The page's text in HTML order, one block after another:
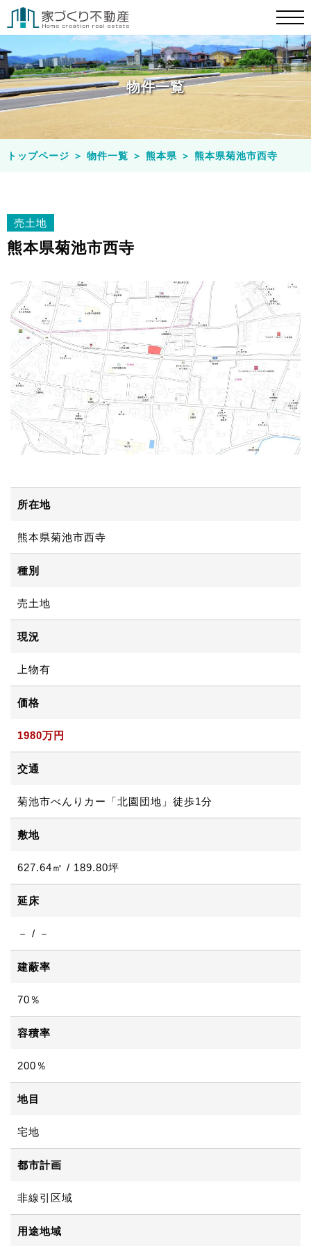
物件一覧
トップページ ＞ 物件一覧 ＞ 熊本県 ＞ 熊本県菊池市⻄寺
売土地
熊本県菊池市⻄寺
所在地
熊本県菊池市⻄寺
種別
売土地
現況
上物有
価格
1980万円
交通
菊池市べんりカー「北園団地」徒歩1分
敷地
627.64㎡ / 189.80坪
延床
－ / －
建蔽率
70％
容積率
200％
地目
宅地
都市計画
非線引区域
用途地域